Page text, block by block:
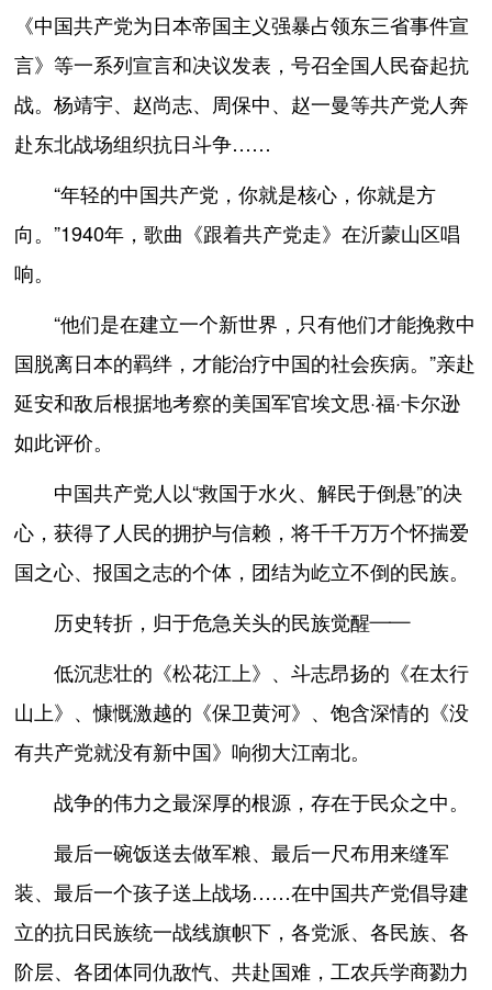
《中国共产党为日本帝国主义强暴占领东三省事件宣
言》等一系列宣言和决议发表，号召全国人民奋起抗
战。杨靖宇、赵尚志、周保中、赵一曼等共产党人奔
赴东北战场组织抗日斗争……
“年轻的中国共产党，你就是核心，你就是方
向。”1940年，歌曲《跟着共产党走》在沂蒙山区唱
响。
“他们是在建立一个新世界，只有他们才能挽救中
国脱离日本的羁绊，才能治疗中国的社会疾病。”亲赴
延安和敌后根据地考察的美国军官埃文思·福·卡尔逊
如此评价。
中国共产党人以“救国于水火、解民于倒悬”的决
心，获得了人民的拥护与信赖，将千千万万个怀揣爱
国之心、报国之志的个体，团结为屹立不倒的民族。
历史转折，归于危急关头的民族觉醒——
低沉悲壮的《松花江上》、斗志昂扬的《在太行
山上》、慷慨激越的《保卫黄河》、饱含深情的《没
有共产党就没有新中国》响彻大江南北。
战争的伟力之最深厚的根源，存在于民众之中。
最后一碗饭送去做军粮、最后一尺布用来缝军
装、最后一个孩子送上战场……在中国共产党倡导建
立的抗日民族统一战线旗帜下，各党派、各民族、各
阶层、各团体同仇敌忾、共赴国难，工农兵学商勠力